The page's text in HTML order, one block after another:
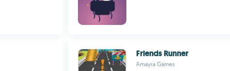
Friends Runner
Amayra Games